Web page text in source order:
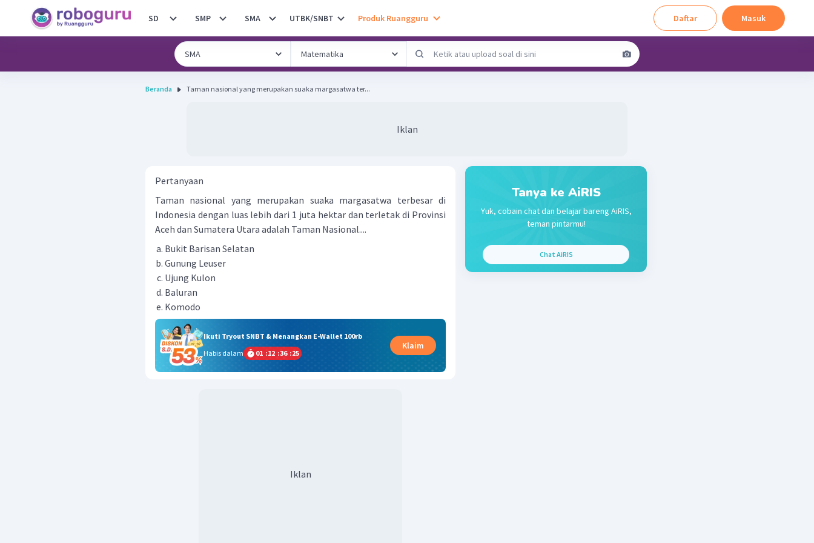
SD SMP SMA UTBK/SNBT Produk Ruangguru Daftar Masuk
Beranda Taman nasional yang merupakan suaka margasatwa ter...
Iklan
Pertanyaan
Taman nasional yang merupakan suaka margasatwa terbesar di
Indonesia dengan luas lebih dari 1 juta hektar dan terletak di Provinsi
Aceh dan Sumatera Utara adalah Taman Nasional....
Bukit Barisan Selatan
Gunung Leuser
Ujung Kulon
Baluran
Komodo
Ikuti Tryout SNBT & Menangkan E-Wallet 100rb
Habis dalam
01 :12 :36 :25
Klaim
Iklan
Tanya ke AiRIS
Yuk, cobain chat dan belajar bareng AiRIS,
teman pintarmu!
Chat AiRIS